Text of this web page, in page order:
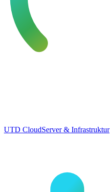
UTD CloudServer & Infrastruktur